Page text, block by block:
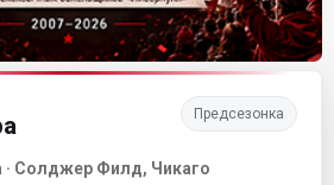
Предсезонка
· Солджер Филд, Чикаго